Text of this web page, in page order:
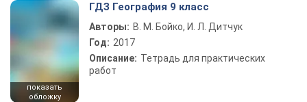
показать
обложку
ГДЗ География 9 класс
Авторы: В. М. Бойко, И. Л. Дитчук
Год: 2017
Описание: Тетрадь для практических
работ